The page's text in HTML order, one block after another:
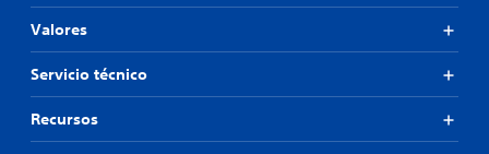
Valores
Servicio técnico
Recursos